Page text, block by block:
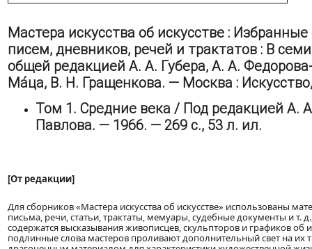
Мастера искусства об искусстве :
писем, дневников, речей и трактатов : В
общей редакцией А. А. Губера, А. А.
Ма́ца, В. Н. Гращенкова. — Москва :
Том 1. Средние века / Под редакцией А.
Павлова. — 1966. — 269 с., 53 л. ил.
[От редакции]
Для сборников «Мастера искусства об искусстве» использованы
письма, речи, статьи, трактаты, мемуары, судебные документы и т.
содержатся высказывания живописцев, скульпторов и графиков об
подлинные слова мастеров проливают дополнительный свет на их